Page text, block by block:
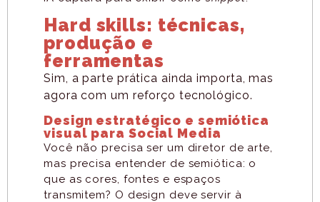
Hard skills: técnicas,
produção e
ferramentas
Sim, a parte prática ainda importa, mas
agora com um reforço tecnológico.
Design estratégico e semiótica
visual para Social Media
Você não precisa ser um diretor de arte,
mas precisa entender de semiótica: o
que as cores, fontes e espaços
transmitem? O design deve servir à